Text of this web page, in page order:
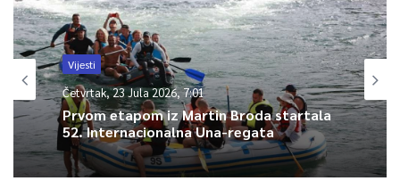
Article Rating
Vijesti
Četvrtak, 23 Jula 2026, 7:01
Prvom etapom iz Martin Broda startala
52. Internacionalna Una-regata